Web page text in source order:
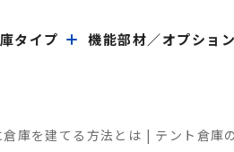
タイプ 機能部材／オプション
庫を建てる方法とは | テント倉庫